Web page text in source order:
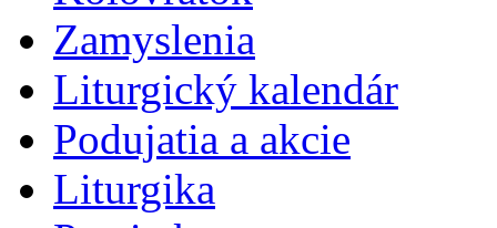
Zamyslenia
Liturgický kalendár
Podujatia a akcie
Liturgika